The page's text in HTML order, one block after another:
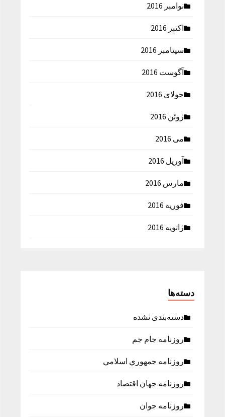
نوامبر 2016
اکتبر 2016
سپتامبر 2016
آگوست 2016
جولای 2016
ژوئن 2016
می 2016
آوریل 2016
مارس 2016
فوریه 2016
ژانویه 2016
دسته‌ها
دسته‌بندی نشده
روزنامه جام جم
روزنامه جمهوري اسلامي
روزنامه جهان اقتصاد
روزنامه جوان